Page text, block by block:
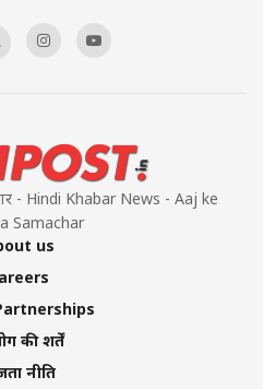
- Hindi Khabar News - Aaj ke
Samachar
us
की शर्तें
नीति